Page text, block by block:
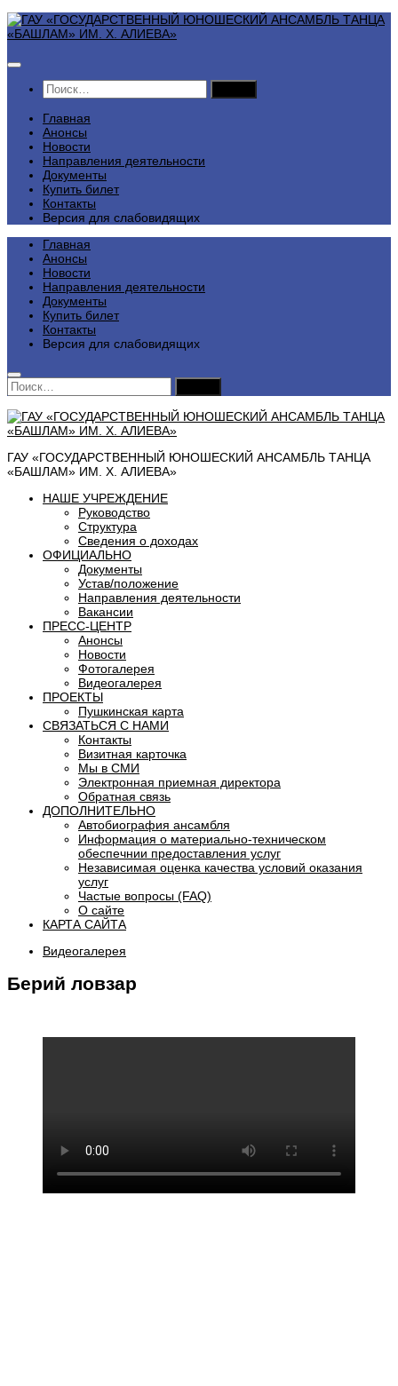
Перейти
к
Найти:
Главная
Анонсы
Новости
Направления деятельности
Документы
Купить билет
Контакты
Версия для слабовидящих
Главная
Анонсы
Новости
Направления деятельности
Документы
Купить билет
Контакты
Версия для слабовидящих
Найти:
ГАУ «ГОСУДАРСТВЕННЫЙ ЮНОШЕСКИЙ АНСАМБЛЬ ТАНЦА
«БАШЛАМ» ИМ. Х. АЛИЕВА»
НАШЕ УЧРЕЖДЕНИЕ
Руководство
Структура
Сведения о доходах
ОФИЦИАЛЬНО
Документы
Устав/положение
Направления деятельности
Вакансии
ПРЕСС-ЦЕНТР
Анонсы
Новости
Фотогалерея
Видеогалерея
ПРОЕКТЫ
Пушкинская карта
СВЯЗАТЬСЯ С НАМИ
Контакты
Визитная карточка
Мы в СМИ
Электронная приемная директора
Обратная связь
ДОПОЛНИТЕЛЬНО
Автобиография ансамбля
Информация о материально-техническом
обеспечнии предоставления услуг
Независимая оценка качества условий оказания
услуг
Частые вопросы (FAQ)
О сайте
КАРТА САЙТА
Видеогалерея
Берий ловзар